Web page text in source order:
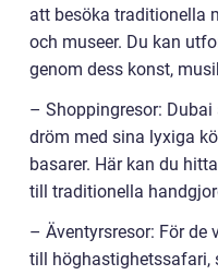
att besöka traditionella
och museer. Du kan
genom dess konst,
– Shoppingresor:
dröm med sina lyxiga
basarer. Här kan du
till traditionella
– Äventyrsresor: För
till höghastighetssafari,